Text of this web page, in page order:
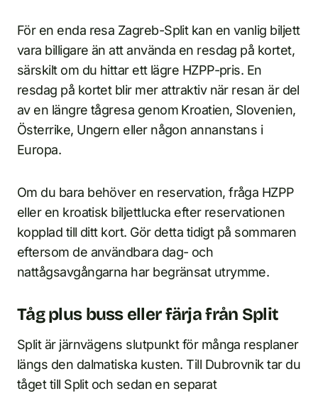
För en enda resa Zagreb-Split kan en vanlig biljett
vara billigare än att använda en resdag på kortet,
särskilt om du hittar ett lägre HZPP-pris. En
resdag på kortet blir mer attraktiv när resan är del
av en längre tågresa genom Kroatien, Slovenien,
Österrike, Ungern eller någon annanstans i
Europa.
Om du bara behöver en reservation, fråga HZPP
eller en kroatisk biljettlucka efter reservationen
kopplad till ditt kort. Gör detta tidigt på sommaren
eftersom de användbara dag- och
nattågsavgångarna har begränsat utrymme.
Tåg plus buss eller färja från Split
Split är järnvägens slutpunkt för många resplaner
längs den dalmatiska kusten. Till Dubrovnik tar du
tåget till Split och sedan en separat